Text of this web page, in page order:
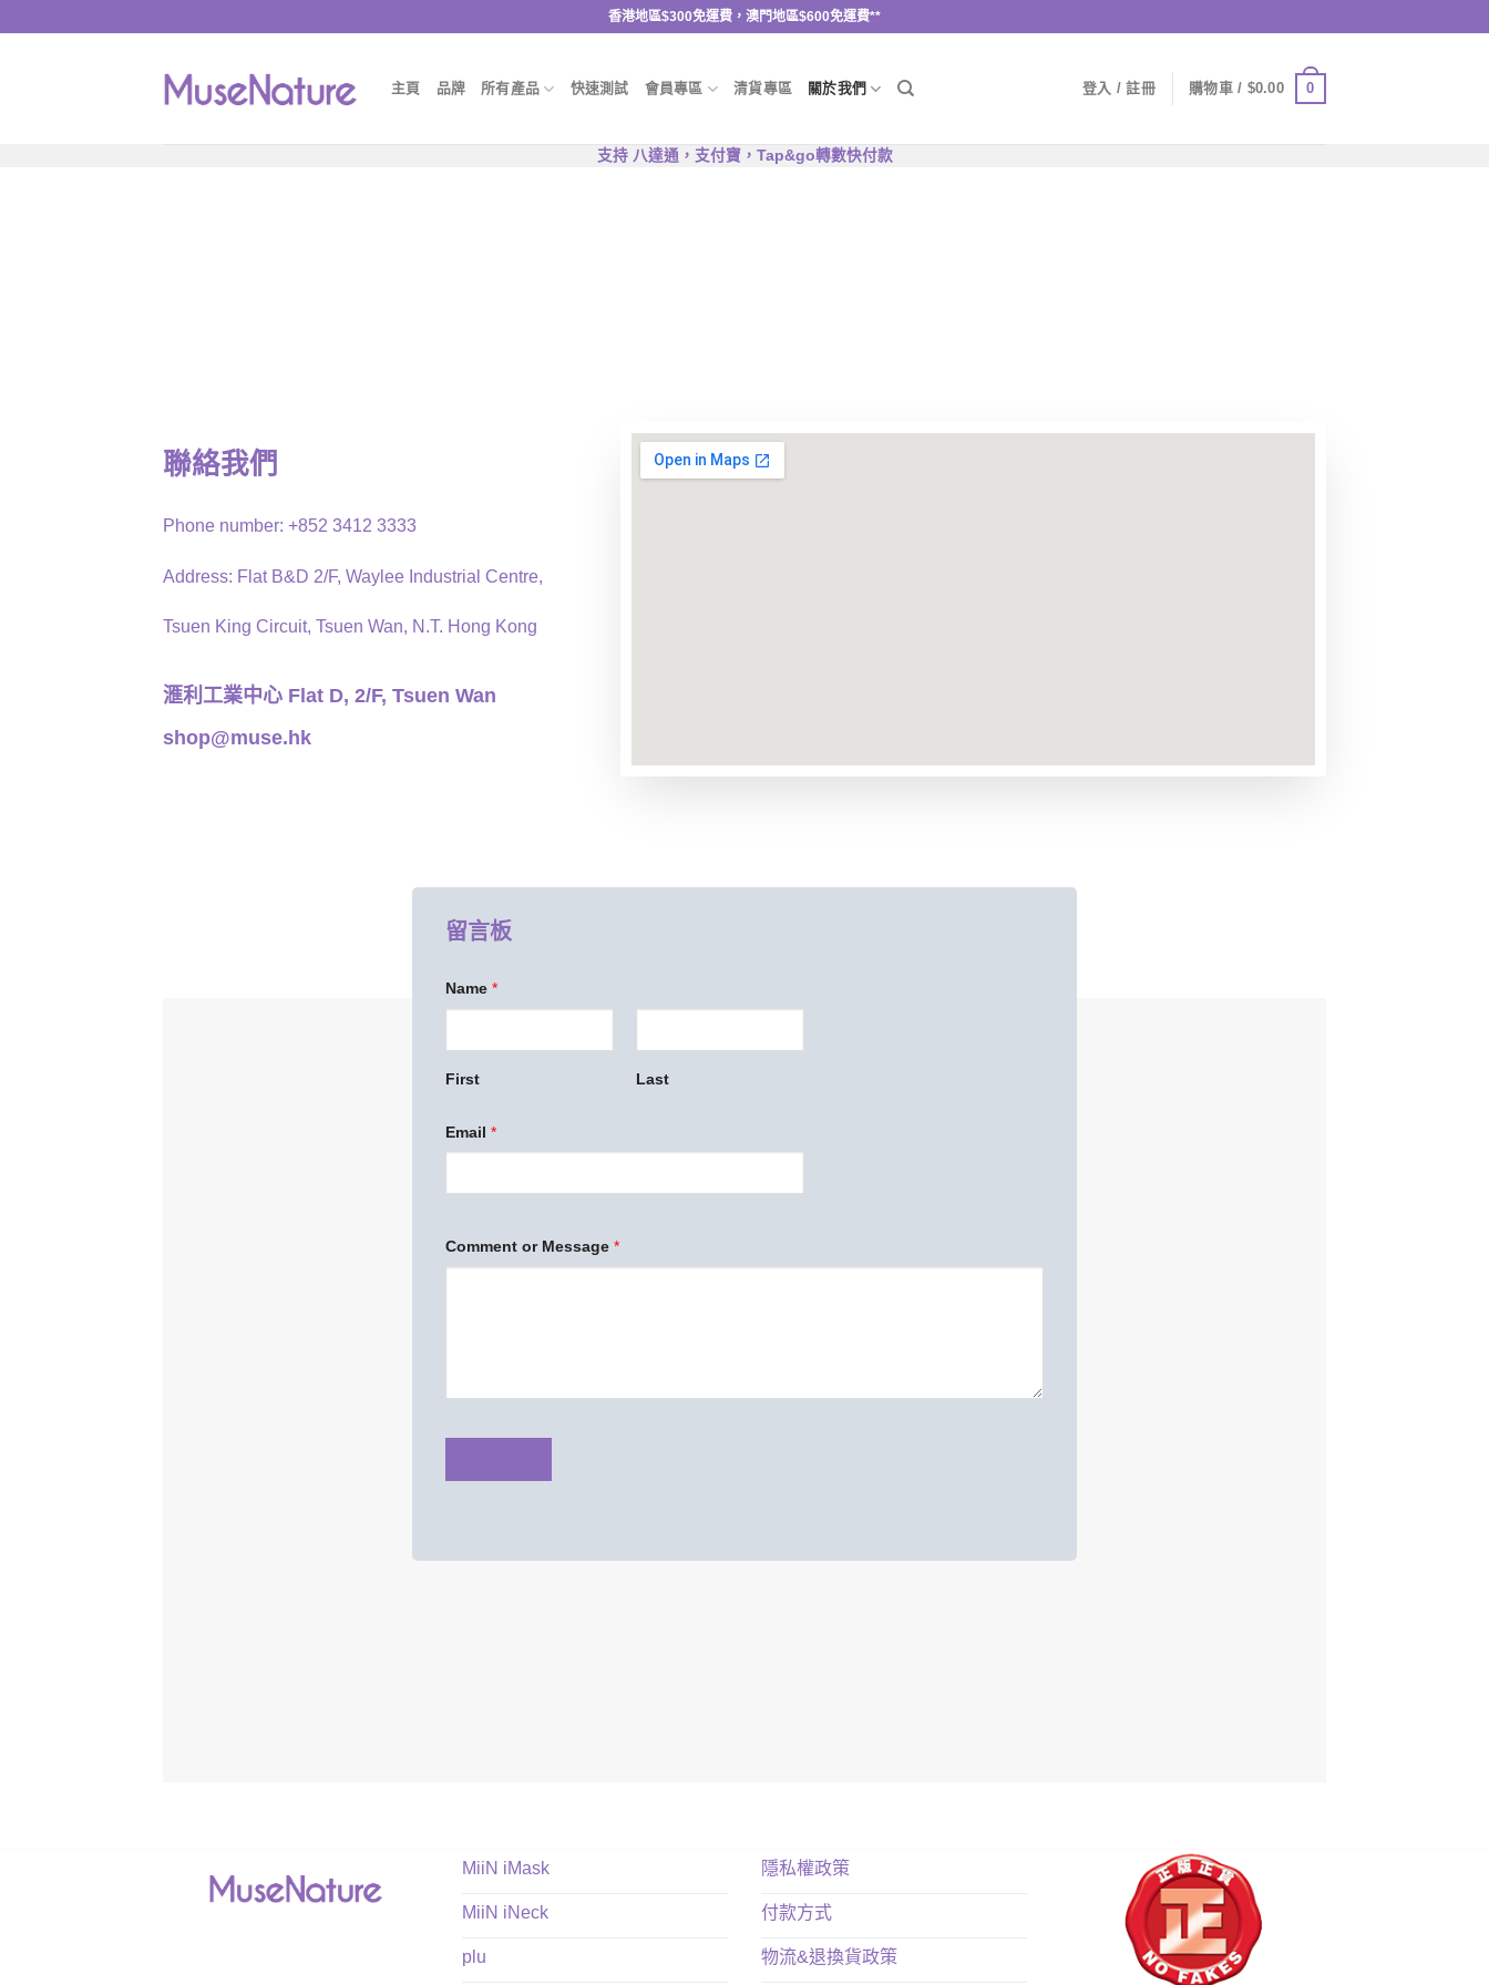
香港地區$300免運費，澳門地區$600免運費**
主頁 品牌 所有產品 快速測試 會員專區 清貨專區 關於我們 登入 / 註冊 購物車 / $0.00 0
支持 八達通，支付寶，Tap&go轉數快付款
聯絡我們
Phone number: +852 3412 3333
Address: Flat B&D 2/F, Waylee Industrial Centre,
Tsuen King Circuit, Tsuen Wan, N.T. Hong Kong
滙利工業中心 Flat D, 2/F, Tsuen Wan
shop@muse.hk
留言板
Name *
First Last
Email *
Comment or Message *
MiiN iMask
MiiN iNeck
plu
隱私權政策
付款方式
物流&退換貨政策